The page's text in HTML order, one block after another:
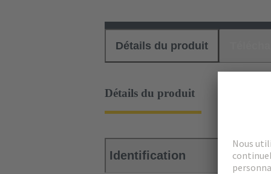
Détails du produit
Détails du produit
Identification